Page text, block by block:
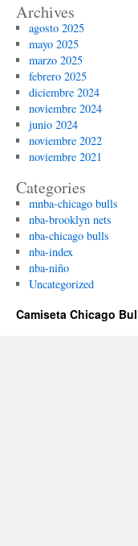
Archives
agosto 2025
mayo 2025
marzo 2025
febrero 2025
diciembre 2024
noviembre 2024
junio 2024
noviembre 2022
noviembre 2021
Categories
mnba-chicago bulls
nba-brooklyn nets
nba-chicago bulls
nba-index
nba-niño
Uncategorized
Camiseta Chicago